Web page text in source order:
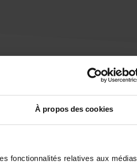
À propos des cookies
fonctionnalités relatives aux médias
?
être